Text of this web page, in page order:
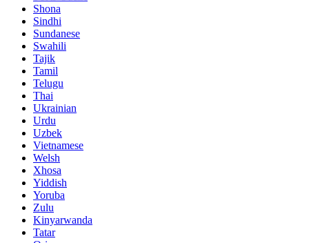
Shona
Sindhi
Sundanese
Swahili
Tajik
Tamil
Telugu
Thai
Ukrainian
Urdu
Uzbek
Vietnamese
Welsh
Xhosa
Yiddish
Yoruba
Zulu
Kinyarwanda
Tatar